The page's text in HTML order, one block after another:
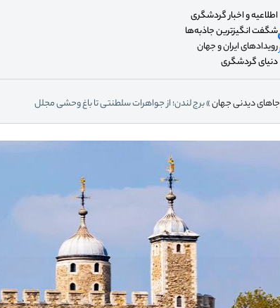
اطلاعیه و اخبار گردشگری
شگفت انگیزترین جاذبه‌ها
رویدادهای ایران و جهان
دنیای گردشگری
جاهای دیدنی جهان»برج لندن؛ از جواهرات سلطنتی تا باغ وحشی مجلل